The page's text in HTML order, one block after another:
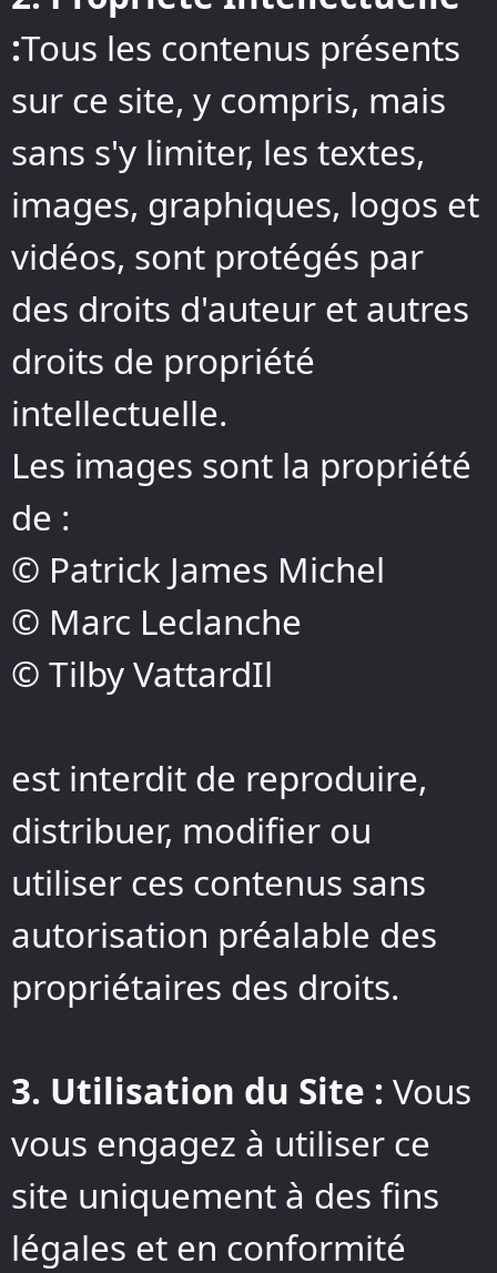
:Tous les contenus présents
sur ce site, y compris, mais
sans s'y limiter, les textes,
images, graphiques, logos et
vidéos, sont protégés par
des droits d'auteur et autres
droits de propriété
intellectuelle.
Les images sont la propriété
de :
© Patrick James Michel
© Marc Leclanche
© Tilby VattardIl
est interdit de reproduire,
distribuer, modifier ou
utiliser ces contenus sans
autorisation préalable des
propriétaires des droits.
3. Utilisation du Site : Vous
vous engagez à utiliser ce
site uniquement à des fins
légales et en conformité